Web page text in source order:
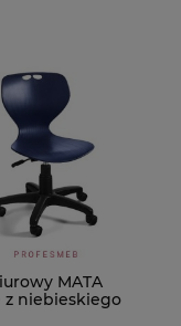
MATA
z niebieskiego